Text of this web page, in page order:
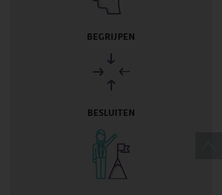
BEGRIJPEN
BESLUITEN